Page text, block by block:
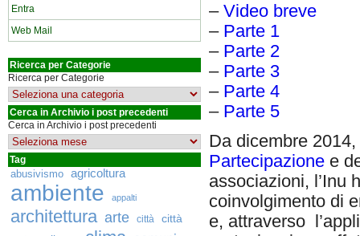
Entra
Web Mail
Ricerca per Categorie
Ricerca per Categorie
Cerca in Archivio i post precedenti
Cerca in Archivio i post precedenti
Tag
abusivismo agricoltura
ambiente appalti
architettura arte città
città
– Video breve
– Parte 1
– Parte 2
– Parte 3
– Parte 4
– Parte 5
Da dicembre
Partecipazione e
associazioni, l’Inu
coinvolgimento di
e, attraverso